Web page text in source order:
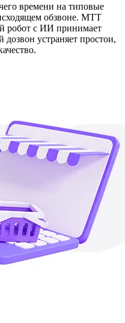
времени на типовые
обзвоне. МТТ
робот с ИИ принимает
устраняет простои,